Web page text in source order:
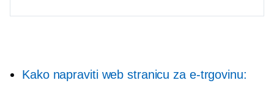
Kako napraviti web stranicu za e-trgovinu: